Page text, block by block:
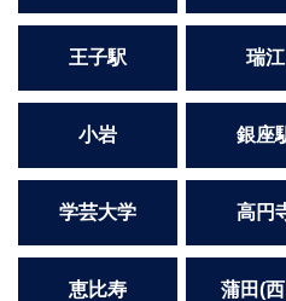
王子駅 瑞江
小岩 銀座
学芸大学 高円
恵比寿 蒲田(
群馬県
高崎 館林
該当求人 選